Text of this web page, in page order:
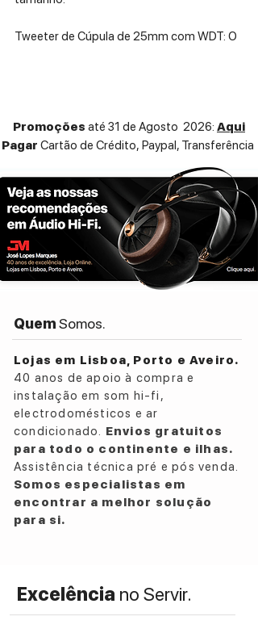
Tweeter de Cúpula de 25mm com WDT: O
Gabinete em HDF de Alta Densidade:
Construída com painéis de 15mm de fibra
de alta densidade (HDF), habitualmente
encontrados em colunas de gamas
superiores, para minimizar colorações
indesejadas.
Design Versátil e Elegante: Com um perfil
Satin Black ou Walnut, adapta-se
facilmente a qualquer estante ou suporte
dedicado.
As AE100² são a prova de que não é
necessário um gabinete volumoso para
obter um som de grande escala. O foco do
projeto foi alcançar uma elevada pressão
sonora (SPL) mantendo uma pegada
elegante. O segredo reside no pórtico
traseiro em formato de ranhura (slot port),
que oferece uma área de secção
articulada.
Promoções até 31 de Agosto 2026: Aqui
Pagar Cartão de Crédito, Paypal, Transferência
QuemSomos.
Lojas em Lisboa, Porto e Aveiro.
40 anos de apoio à compra e
instalação em som hi-fi,
electrodomésticos e ar
condicionado. Envios gratuitos
para todo o continente e ilhas.
Assistência técnica pré e pós venda.
Somos especialistas em
encontrar a melhor solução
para si.
Excelência no Servir.